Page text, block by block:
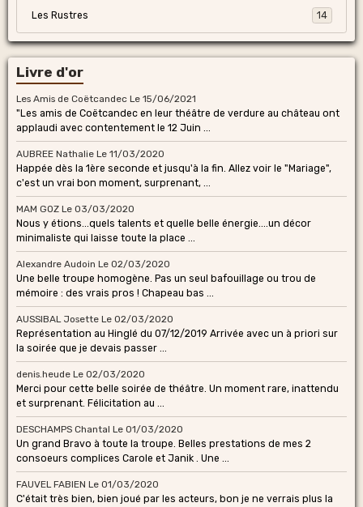
Les Rustres 14
Livre d'or
Les Amis de Coëtcandec Le 15/06/2021
"Les amis de Coëtcandec en leur théâtre de verdure au château ont
applaudi avec contentement le 12 Juin ...
AUBREE Nathalie Le 11/03/2020
Happée dès la 1ère seconde et jusqu'à la fin. Allez voir le "Mariage",
c'est un vrai bon moment, surprenant, ...
MAM GOZ Le 03/03/2020
Nous y étions...quels talents et quelle belle énergie....un décor
minimaliste qui laisse toute la place ...
Alexandre Audoin Le 02/03/2020
Une belle troupe homogène. Pas un seul bafouillage ou trou de
mémoire : des vrais pros ! Chapeau bas ...
AUSSIBAL Josette Le 02/03/2020
Représentation au Hinglé du 07/12/2019 Arrivée avec un à priori sur
la soirée que je devais passer ...
denis.heude Le 02/03/2020
Merci pour cette belle soirée de théâtre. Un moment rare, inattendu
et surprenant. Félicitation au ...
DESCHAMPS Chantal Le 01/03/2020
Un grand Bravo à toute la troupe. Belles prestations de mes 2
consoeurs complices Carole et Janik . Une ...
FAUVEL FABIEN Le 01/03/2020
C'était très bien, bien joué par les acteurs, bon je ne verrais plus la